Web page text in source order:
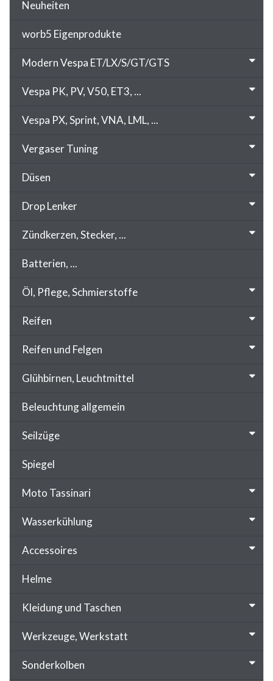
Neuheiten
worb5 Eigenprodukte
Modern Vespa ET/LX/S/GT/GTS
Vespa PK, PV, V50, ET3, ...
Vespa PX, Sprint, VNA, LML, ...
Vergaser Tuning
Düsen
Drop Lenker
Zündkerzen, Stecker, ...
Batterien, ...
Öl, Pflege, Schmierstoffe
Reifen
Reifen und Felgen
Glühbirnen, Leuchtmittel
Beleuchtung allgemein
Seilzüge
Spiegel
Moto Tassinari
Wasserkühlung
Accessoires
Helme
Kleidung und Taschen
Werkzeuge, Werkstatt
Sonderkolben